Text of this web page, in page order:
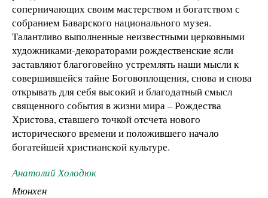
соперничающих своим мастерством и богатством с
собранием Баварского национального музея.
Талантливо выполненные неизвестными церковными
художниками-декораторами рождественские ясли
заставляют благоговейно устремлять наши мысли к
совершившейся тайне Боговоплощения, снова и снова
открывать для себя высокий и благодатный смысл
священного события в жизни мира – Рождества
Христова, ставшего точкой отсчета нового
исторического времени и положившего начало
богатейшей христианской культуре.
Анатолий Холодюк
Мюнхен